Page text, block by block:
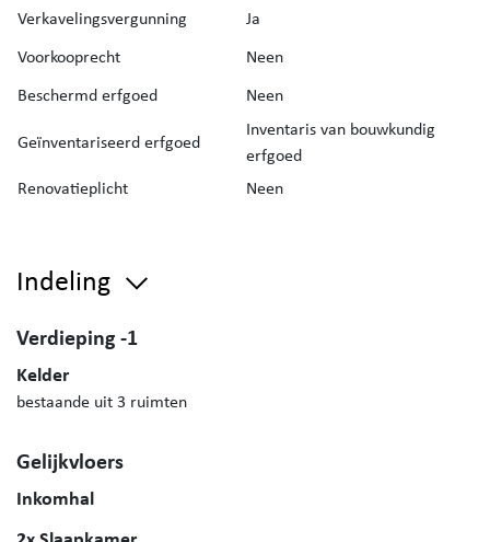
Verkavelingsvergunning
Ja
Voorkooprecht
Neen
Beschermd erfgoed
Neen
Geïnventariseerd erfgoed
Inventaris van bouwkundig
erfgoed
Renovatieplicht
Neen
Indeling
Verdieping -1
Kelder
bestaande uit 3 ruimten
Gelijkvloers
Inkomhal